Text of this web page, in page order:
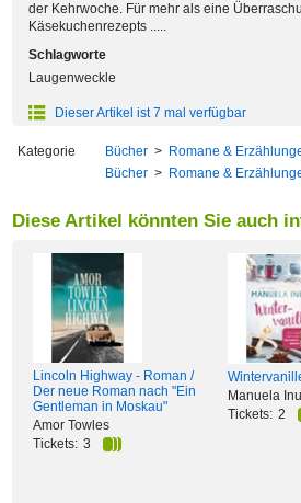
der Kehrwoche. Für mehr als eine
Käsekuchenrezepts .....
Schlagworte
Laugenweckle
Dieser Artikel ist 7 mal verfügbar
Kategorie Bücher > Romane &
Bücher > Romane &
Diese Artikel könnten Sie auch
Lincoln Highway - Roman /
Der neue Roman nach "Ein
Gentleman in Moskau"
Amor Towles
Tickets: 3
Manuela
Tickets: 2